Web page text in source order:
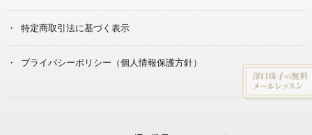
特定商取引法に基づく表示
プライバシーポリシー（個人情報保護方針）